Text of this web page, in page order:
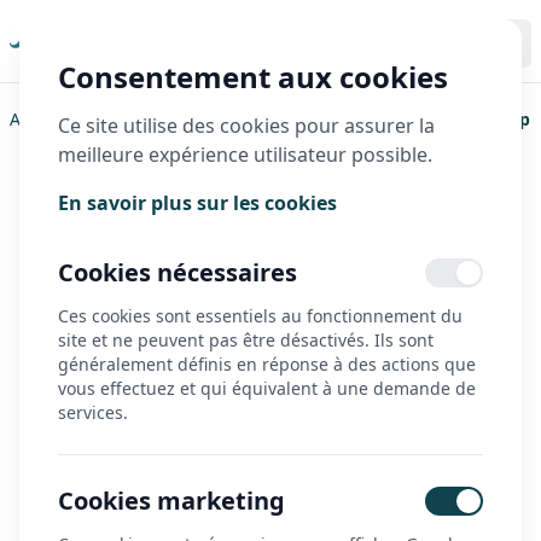
Accueil>Hase Bikes >Tricycles individuels>Kettwiesel One Up
Kettwiesel One Up
Consentement aux cookies
Ce site utilise des cookies pour assurer la
meilleure expérience utilisateur possible.
En savoir plus sur les cookies
Cookies nécessaires
Ces cookies sont essentiels au fonctionnement du
site et ne peuvent pas être désactivés. Ils sont
généralement définis en réponse à des actions que
vous effectuez et qui équivalent à une demande de
services.
Cookies marketing